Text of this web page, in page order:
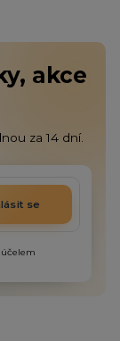
akce
za 14 dní.
se
účelem